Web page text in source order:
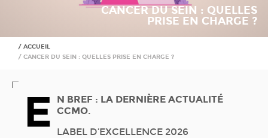
CANCER DU SEIN : QUELLES
PRISE EN CHARGE ?
ACCUEIL
CANCER DU SEIN : QUELLES PRISE EN CHARGE ?
E
N BREF : LA DERNIÈRE ACTUALITÉ
CCMO.
LABEL D’EXCELLENCE 2026